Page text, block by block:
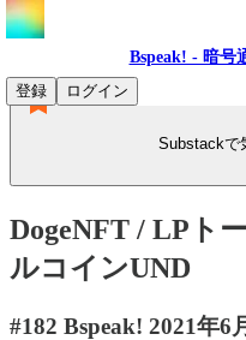
Bspeak! - 暗号
登録
ログイン
Substackで
DogeNFT / LPト
ルコインUND
#182 Bspeak! 2021年6